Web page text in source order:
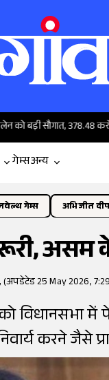
378.48 करोड़ से
गेम्सअन्य
गेम्स अभिजीत
असम
25 May 2026,
विधानसभा
करने जैसे